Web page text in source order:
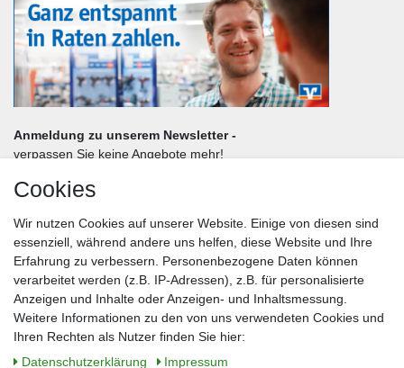
Anmeldung zu unserem Newsletter -
verpassen Sie keine Angebote mehr!
Nachname*
E-Mail*
Cookies
Wir nutzen Cookies auf unserer Website. Einige von diesen sind
essenziell, während andere uns helfen, diese Website und Ihre
Erfahrung zu verbessern. Personenbezogene Daten können
verarbeitet werden (z.B. IP-Adressen), z.B. für personalisierte
Anzeigen und Inhalte oder Anzeigen- und Inhaltsmessung.
Weitere Informationen zu den von uns verwendeten Cookies und
Ihren Rechten als Nutzer finden Sie hier:
Daten­schutz­erklärung
Impressum